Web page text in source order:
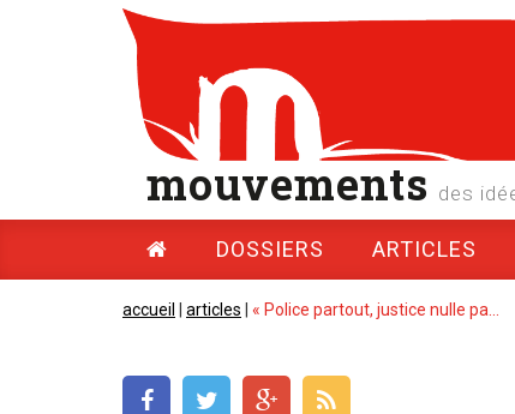
mouvements des
DOSSIERS ARTICLES
accueil articles « Police partout, justice nulle pa...